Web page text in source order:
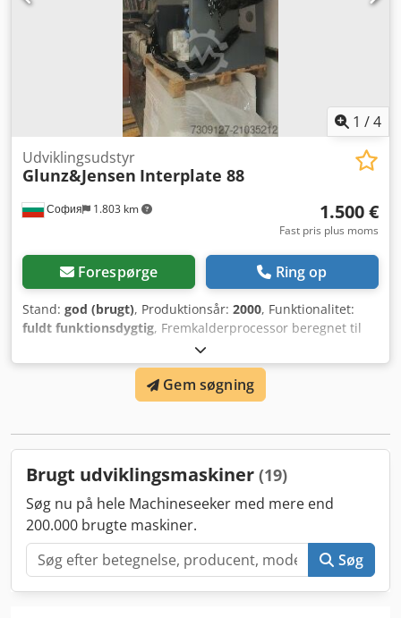
1 /4
София 1.803 km
Udviklingsudstyr
Glunz&Jensen Interplate 88
1.500 €
Fast pris plus moms
Forespørge Ring op
Stand: god (brugt), Produktionsår: 2000, Funktionalitet:
fuldt funktionsdygtig, Fremkalderprocessor beregnet til
behandling af offsettrykplader. Materialebredde: Maksimal
– 88 cm (34,6''), minimal – 10 cm (4"). Pladelængde:
Minimum – 33 cm (13"). Pladetykkelse: Fra 0,15 til 0,4 mm.
Fremkalderhastighed: Justerbar i intervallet 40–140
60°C.
Gem søgning
Brugt udviklingsmaskiner (19)
Søg nu på hele Machineseeker med mere end
200.000 brugte maskiner.
Søg